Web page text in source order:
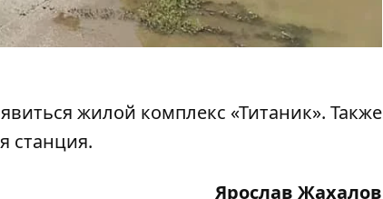
жилой комплекс «Титаник». Также
станция.
Ярослав Жахалов